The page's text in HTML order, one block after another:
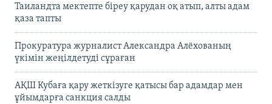
Таиландта мектепте біреу қарудан оқ атып, алты адам
қаза тапты
Прокуратура журналист Александра Алёхованың
үкімін жеңілдетуді сұраған
АҚШ Кубаға қару жеткізуге қатысы бар адамдар мен
ұйымдарға санкция салды